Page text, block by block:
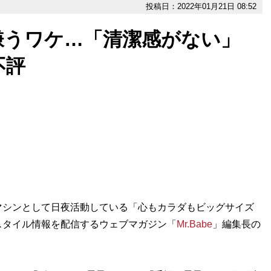
投稿日：2022年01月21日 08:52
ワケ…「清潔感がない」
評
ンとして日夜活動している「心もカラダもビッグサイズ
イル情報を配信するウェブマガジン「 Mr.Babe」編集長の